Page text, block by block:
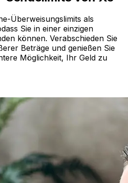
Überweisungslimits als
Sie in einer einzigen
können. Verabschieden Sie
Beträge und genießen Sie
Möglichkeit, Ihr Geld zu